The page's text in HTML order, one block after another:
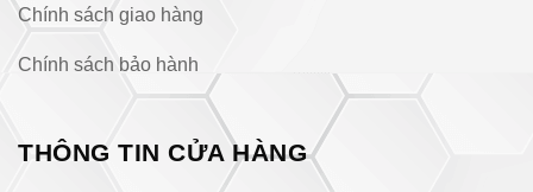
Chính sách giao hàng
Chính sách bảo hành
THÔNG TIN CỬA HÀNG